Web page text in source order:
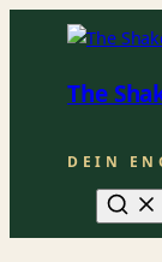
The
DEIN